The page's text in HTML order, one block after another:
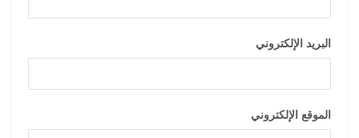
البريد الإلكتروني
الموقع الإلكتروني